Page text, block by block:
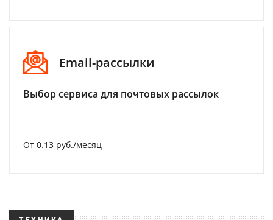
Email-рассылки
Выбор сервиса для почтовых рассылок
От 0.13 руб./месяц